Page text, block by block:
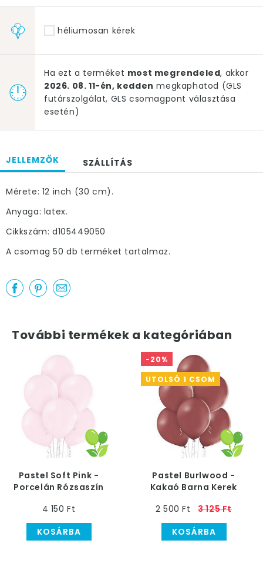
héliumosan kérek
Ha ezt a terméket most megrendeled, akkor
2026. 08. 11-én, kedden megkaphatod (GLS
futárszolgálat, GLS csomagpont választása
esetén)
JELLEMZŐK SZÁLLÍTÁS
Mérete: 12 inch (30 cm).
Anyaga: latex.
Cikkszám: d105449050
A csomag 50 db terméket tartalmaz.
További termékek a kategóriában
Pastel Soft Pink -
Porcelán Rózsaszín
db
4 150 Ft
KOSÁRBA
-20%
UTOLSÓ 1 CSOM
Pastel Burlwood -
Kakaó Barna Kerek
2 500 Ft
3 125 Ft
KOSÁRBA